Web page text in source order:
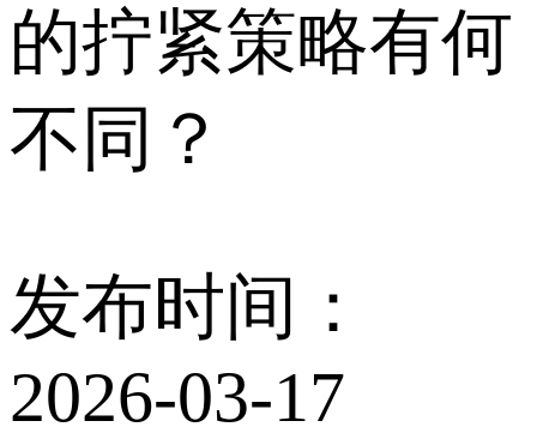
的拧紧策略有何
不同？
发布时间：
2026-03-17